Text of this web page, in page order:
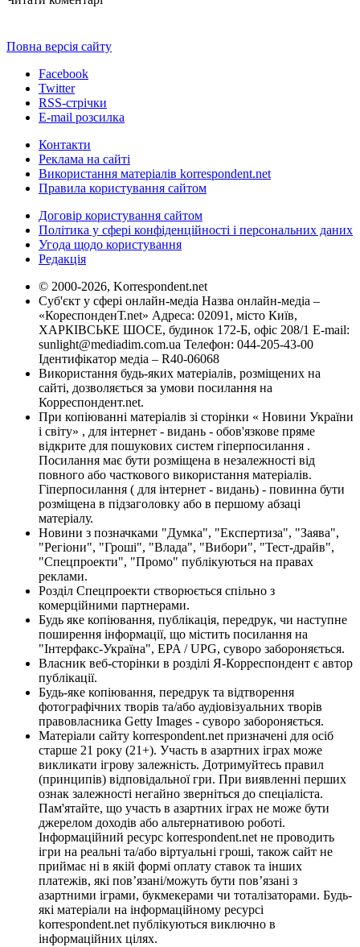
Повна версія сайту
Facebook
Twitter
RSS-стрічки
E-mail розсилка
Контакти
Реклама на сайті
Використання матеріалів korrespondent.net
Правила користування сайтом
Договір користування сайтом
Політика у сфері конфіденційності і персональних даних
Угода щодо користування
Редакція
© 2000-2026, Korrespondent.net
Суб'єкт у сфері онлайн-медіа Назва онлайн-медіа –
«КореспонденТ.net» Адреса: 02091, місто Київ,
ХАРКІВСЬКЕ ШОСЕ, будинок 172-Б, офіс 208/1 E-mail:
sunlight@mediadim.com.ua Телефон: 044-205-43-00
Ідентифікатор медіа – R40-06068
Використання будь-яких матеріалів, розміщених на
сайті, дозволяється за умови посилання на
Корреспондент.net.
При копіюванні матеріалів зі сторінки « Новини України
і світу» , для інтернет - видань - обов'язкове пряме
відкрите для пошукових систем гіперпосилання .
Посилання має бути розміщена в незалежності від
повного або часткового використання матеріалів.
Гіперпосилання ( для інтернет - видань) - повинна бути
розміщена в підзаголовку або в першому абзаці
матеріалу.
Новини з позначками "Думка", "Експертиза", "Заява",
"Регіони", "Гроші", "Влада", "Вибори", "Тест-драйв",
"Спецпроекти", "Промо" публікуються на правах
реклами.
Розділ Спецпроекти створюється спільно з
комерційними партнерами.
Будь яке копіювання, публікація, передрук, чи наступне
поширення інформації, що містить посилання на
"Інтерфакс-Україна", EPA / UPG, суворо забороняється.
Власник веб-сторінки в розділі Я-Корреспондент є автор
публікації.
Будь-яке копіювання, передрук та відтворення
фотографічних творів та/або аудіовізуальних творів
правовласника Getty Images - суворо забороняється.
Матеріали сайту korrespondent.net призначені для осіб
старше 21 року (21+). Участь в азартних іграх може
викликати ігрову залежність. Дотримуйтесь правил
(принципів) відповідальної гри. При виявленні перших
ознак залежності негайно зверніться до спеціаліста.
Пам'ятайте, що участь в азартних іграх не може бути
джерелом доходів або альтернативою роботі.
Інформаційний ресурс korrespondent.net не проводить
ігри на реальні та/або віртуальні гроші, також сайт не
приймає ні в якій формі оплату ставок та інших
платежів, які пов’язані/можуть бути пов’язані з
азартними іграми, букмекерами чи тоталізаторами. Будь-
які матеріали на інформаційному ресурсі
korrespondent.net публікуються виключно в
інформаційних цілях.